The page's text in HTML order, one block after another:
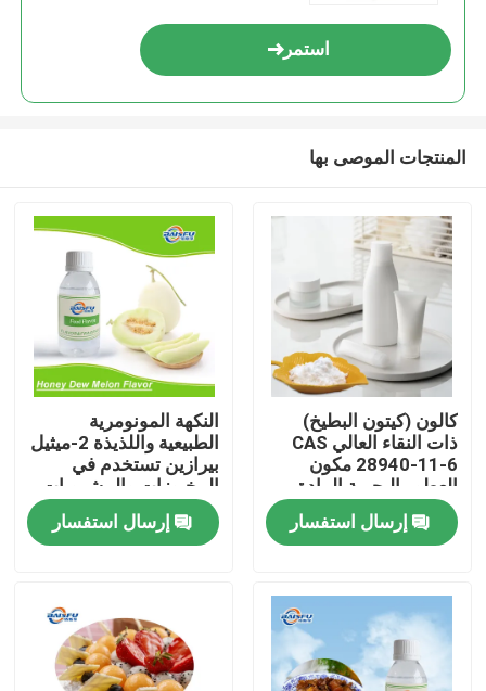
المنزل
فيديوهات
استمر
المنتجات الموصى بها
كالون (كيتون البطيخ)
ذات النقاء العالي CAS
28940-11-6 مكون
العطور البحرية المادة
المائية الاصطناعية
إرسال استفسار
النكهة المونومرية
الطبيعية واللذيذة 2-ميثيل
بيرازين تستخدم في
المخبوزات والمشروبات
الباردة والتبغ
إرسال استفسار